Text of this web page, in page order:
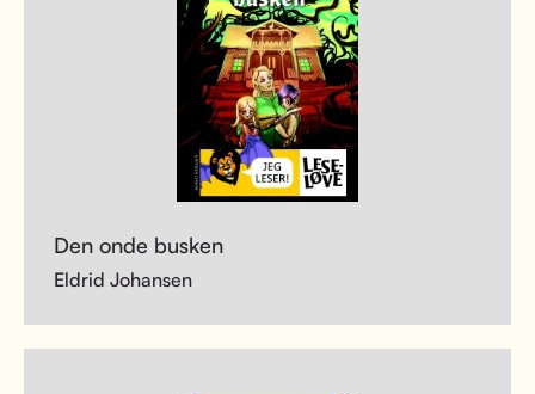
Den onde busken
Eldrid Johansen